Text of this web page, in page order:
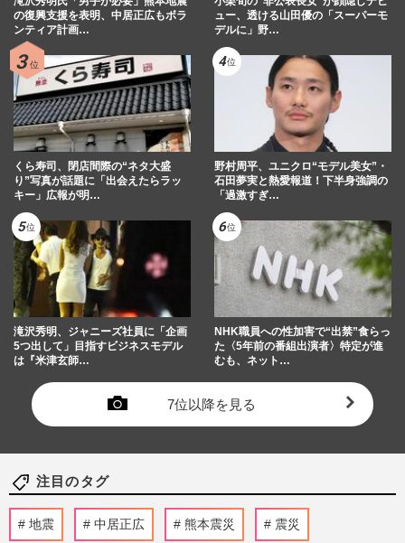
の復興支援を表明、中居正広もボラ
ンティア計画…
ュー、透ける山田優の「スーパーモ
デルに」野…
くら寿司、閉店間際の“ネタ大盛
り”写真が話題に「出会えたらラッ
キー」広報が明…
野村周平、ユニクロ“モデル美女”・
石田夢実と熱愛報道！下半身強調の
「過激すぎ…
滝沢秀明、ジャニーズ社員に「企画
5つ出して」目指すビジネスモデル
は『米津玄師…
NHK職員への性加害で“出禁”食らっ
た〈5年前の番組出演者〉特定が進
むも、ネット…
7位以降を見る
注目のタグ
地震 中居正広 熊本震災 震災